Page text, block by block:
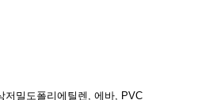
저밀도폴리에틸렌, 에바, PVC